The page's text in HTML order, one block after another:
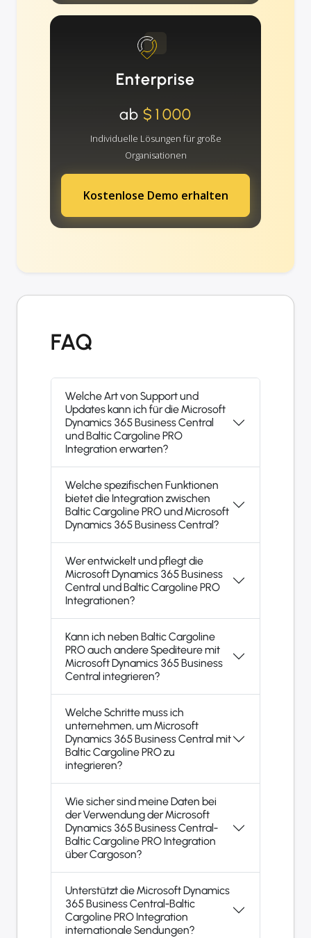
Enterprise
ab$1000
Individuelle Lösungen für große
Organisationen
Kostenlose Demo erhalten
FAQ
Welche Art von Support und
Updates kann ich für die Microsoft
Dynamics 365 Business Central
und Baltic Cargoline PRO
Integration erwarten?
Welche spezifischen Funktionen
bietet die Integration zwischen
Baltic Cargoline PRO und Microsoft
Dynamics 365 Business Central?
Wer entwickelt und pflegt die
Microsoft Dynamics 365 Business
Central und Baltic Cargoline PRO
Integrationen?
Kann ich neben Baltic Cargoline
PRO auch andere Spediteure mit
Microsoft Dynamics 365 Business
Central integrieren?
Welche Schritte muss ich
unternehmen, um Microsoft
Dynamics 365 Business Central mit
Baltic Cargoline PRO zu
integrieren?
Wie sicher sind meine Daten bei
der Verwendung der Microsoft
Dynamics 365 Business Central-
Baltic Cargoline PRO Integration
über Cargoson?
Unterstützt die Microsoft Dynamics
365 Business Central-Baltic
Cargoline PRO Integration
internationale Sendungen?